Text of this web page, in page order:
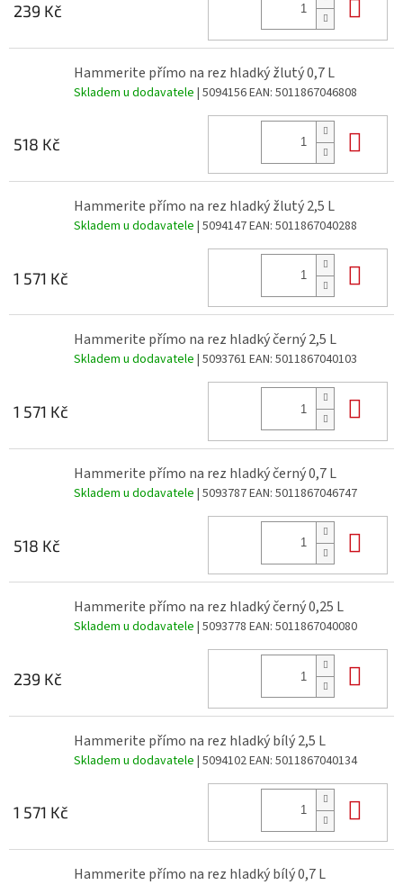
239 Kč
Hammerite přímo na rez hladký žlutý 0,7 L
Skladem u dodavatele | 5094156EAN: 5011867046808
518 Kč
Hammerite přímo na rez hladký žlutý 2,5 L
Skladem u dodavatele | 5094147EAN: 5011867040288
1 571 Kč
Hammerite přímo na rez hladký černý 2,5 L
Skladem u dodavatele | 5093761 EAN: 5011867040103
1 571 Kč
Hammerite přímo na rez hladký černý 0,7 L
Skladem u dodavatele | 5093787EAN: 5011867046747
518 Kč
Hammerite přímo na rez hladký černý 0,25 L
Skladem u dodavatele | 5093778 EAN: 5011867040080
239 Kč
Hammerite přímo na rez hladký bílý 2,5 L
Skladem u dodavatele | 5094102EAN: 5011867040134
1 571 Kč
Hammerite přímo na rez hladký bílý 0,7 L